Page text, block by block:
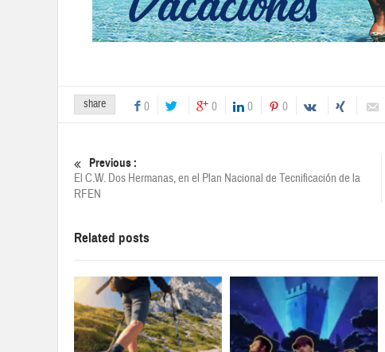
share 0 0 0 0
Previous :
El C.W. Dos Hermanas, en el Plan Nacional de Tecnificación de la
RFEN
Related posts